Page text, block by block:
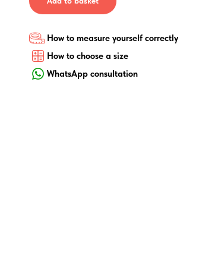
How to measure yourself correctly
How to choose a size
WhatsApp consultation